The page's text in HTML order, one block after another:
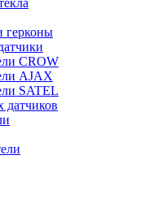
герконы
CROW
AJAX
SATEL
датчиков